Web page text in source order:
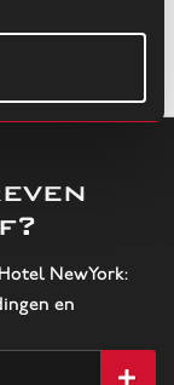
NewYork:
en